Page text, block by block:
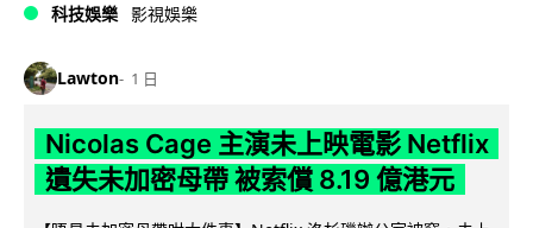
科技娛樂 影視娛樂
Lawton 1 日
Nicolas Cage 主演未上映電影 Netflix
遺失未加密母帶 被索償 8.19 億港元